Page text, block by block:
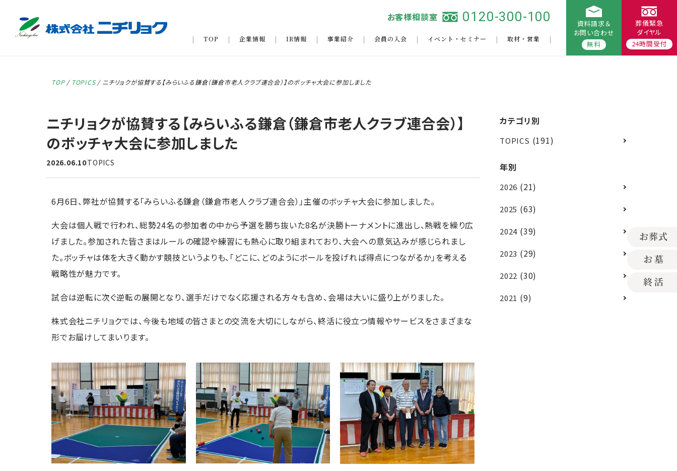
お客様相談室 0120-300-100
TOP 企業情報 IR情報 事業紹介 会員の入会 イベント・セミナー 取材・営業
資料請求＆
お問い合わせ
無料
葬儀緊急
ダイヤル
24時間受付
TOP/ TOPICS/ ニチリョクが協賛する【みらいふる鎌倉（鎌倉市老人クラブ連合会）】のボッチャ大会に参加しました
ニチリョクが協賛する【みらいふる鎌倉（鎌倉市老人クラブ連合会）】
のボッチャ大会に参加しました
2026.06.10TOPICS
6月6日、弊社が協賛する「みらいふる鎌倉（鎌倉市老人クラブ連合会）」主催のボッチャ大会に参加しました。
大会は個人戦で行われ、総勢24名の参加者の中から予選を勝ち抜いた8名が決勝トーナメントに進出し、熱戦を繰り広
げました。参加された皆さまはルールの確認や練習にも熱心に取り組まれており、大会への意気込みが感じられまし
た。ボッチャは体を大きく動かす競技というよりも、「どこに、どのようにボールを投げれば得点につながるか」を考える
戦略性が魅力です。
試合は逆転に次ぐ逆転の展開となり、選手だけでなく応援される方々も含め、会場は大いに盛り上がりました。
株式会社ニチリョクでは、今後も地域の皆さまとの交流を大切にしながら、終活に役立つ情報やサービスをさまざまな
形でお届けしてまいります。
カテゴリ別
TOPICS (191)
年別
2026 (21)
2025 (63)
2024 (39)
2023 (29)
2022 (30)
2021 (9)